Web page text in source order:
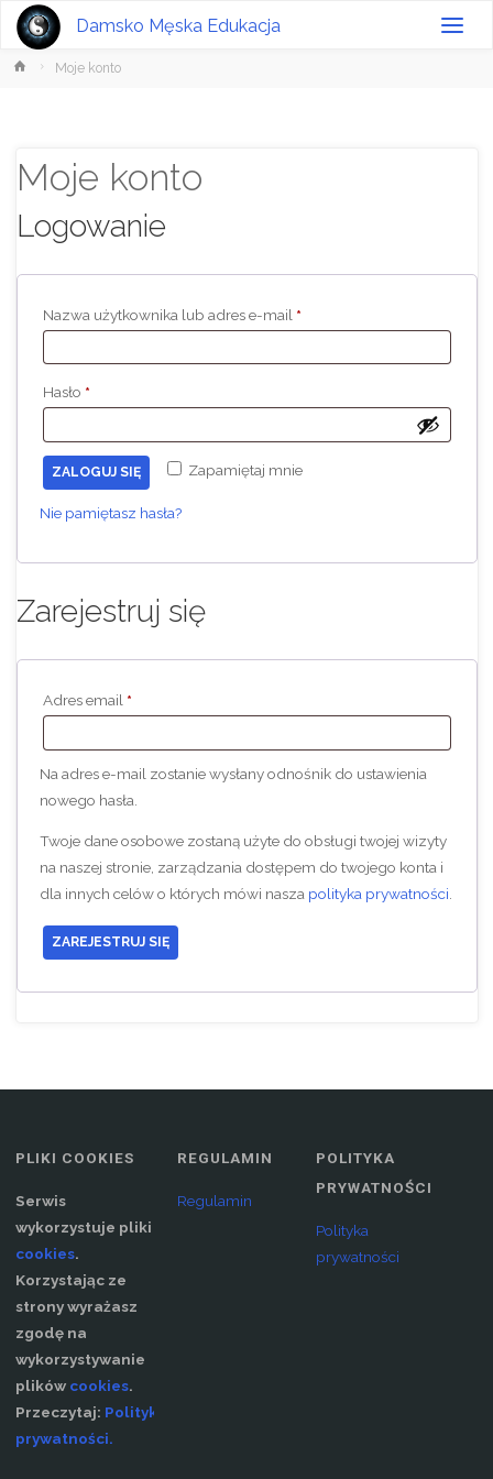
Damsko Męska Edukacja
StronaMoje konto
Moje konto
Logowanie
Nazwa użytkownika lub adres e-mail *Wymagane
Hasło *Wymagane
Zapamiętaj mnie
ZALOGUJ SIĘ
Nie pamiętasz hasła?
Zarejestruj się
Adres email *Wymagane
Na adres e-mail zostanie wysłany odnośnik do ustawienia
nowego hasła.
Twoje dane osobowe zostaną użyte do obsługi twojej wizyty
na naszej stronie, zarządzania dostępem do twojego konta i
dla innych celów o których mówi nasza polityka prywatności.
ZAREJESTRUJ SIĘ
PLIKI COOKIES
Serwis
wykorzystuje pliki
cookies.
Korzystając ze
strony wyrażasz
zgodę na
wykorzystywanie
plików cookies.
Przeczytaj: Polityka
prywatności.
REGULAMIN
Regulamin
POLITYKA
PRYWATNOŚCI
Polityka
prywatności